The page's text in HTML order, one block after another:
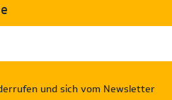
und sich vom Newsletter